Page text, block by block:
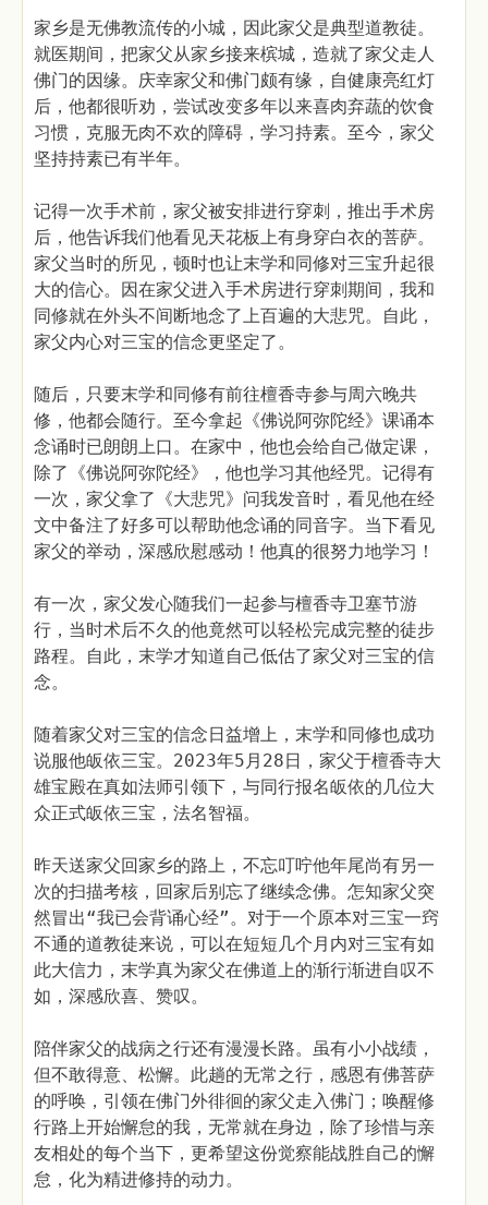
家乡是无佛教流传的小城，因此家父是典型道教徒。
就医期间，把家父从家乡接来槟城，造就了家父走人
佛门的因缘。庆幸家父和佛门颇有缘，自健康亮红灯
后，他都很听劝，尝试改变多年以来喜肉弃蔬的饮食
习惯，克服无肉不欢的障碍，学习持素。至今，家父
坚持持素已有半年。
记得一次手术前，家父被安排进行穿刺，推出手术房
后，他告诉我们他看见天花板上有身穿白衣的菩萨。
家父当时的所见，顿时也让末学和同修对三宝升起很
大的信心。因在家父进入手术房进行穿刺期间，我和
同修就在外头不间断地念了上百遍的大悲咒。自此，
家父内心对三宝的信念更坚定了。
随后，只要末学和同修有前往檀香寺参与周六晚共
修，他都会随行。至今拿起《佛说阿弥陀经》课诵本
念诵时已朗朗上口。在家中，他也会给自己做定课，
除了《佛说阿弥陀经》，他也学习其他经咒。记得有
一次，家父拿了《大悲咒》问我发音时，看见他在经
文中备注了好多可以帮助他念诵的同音字。当下看见
家父的举动，深感欣慰感动！他真的很努力地学习！
有一次，家父发心随我们一起参与檀香寺卫塞节游
行，当时术后不久的他竟然可以轻松完成完整的徒步
路程。自此，末学才知道自己低估了家父对三宝的信
念。
随着家父对三宝的信念日益增上，末学和同修也成功
说服他皈依三宝。2023年5月28日，家父于檀香寺大
雄宝殿在真如法师引领下，与同行报名皈依的几位大
众正式皈依三宝，法名智福。
昨天送家父回家乡的路上，不忘叮咛他年尾尚有另一
次的扫描考核，回家后别忘了继续念佛。怎知家父突
然冒出“我已会背诵心经”。对于一个原本对三宝一窍
不通的道教徒来说，可以在短短几个月内对三宝有如
此大信力，末学真为家父在佛道上的渐行渐进自叹不
如，深感欣喜、赞叹。
陪伴家父的战病之行还有漫漫长路。虽有小小战绩，
但不敢得意、松懈。此趟的无常之行，感恩有佛菩萨
的呼唤，引领在佛门外徘徊的家父走入佛门；唤醒修
行路上开始懈怠的我，无常就在身边，除了珍惜与亲
友相处的每个当下，更希望这份觉察能战胜自己的懈
怠，化为精进修持的动力。